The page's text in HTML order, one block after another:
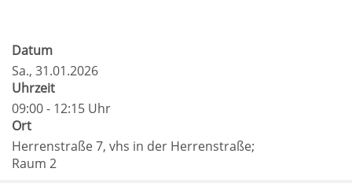
Datum
Sa., 31.01.2026
Uhrzeit
09:00 - 12:15 Uhr
Ort
Herrenstraße 7, vhs in der Herrenstraße;
Raum 2